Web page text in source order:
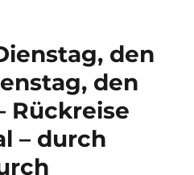
den
den
Rückreise
– durch